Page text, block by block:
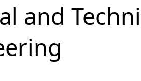
and